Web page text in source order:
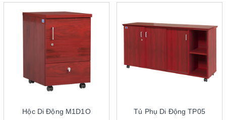
Lựa chọn tủ phụ dựa trên sở thích
Lựa chọn tủ phụ giám đốc dựa trên diện tích căn phòng
Lựa chọn tủ phụ dựa trên yếu tố phong thủy
Vì sao nên mua tủ phụ giám đốc The One tại DSG
Nhà phân phối tủ phụ giám đốc The One tại Hà Nội
Hộc Di Động M1D1O Tủ Phụ Di Động TP05